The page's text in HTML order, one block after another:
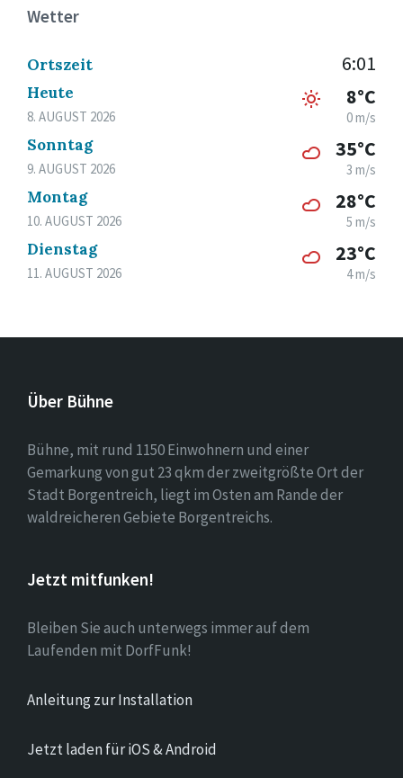
Wetter
Ortszeit 6:01
Heute
8. AUGUST 2026
8°C
0 m/s
Sonntag
9. AUGUST 2026
35°C
3 m/s
Montag
10. AUGUST 2026
28°C
5 m/s
Dienstag
11. AUGUST 2026
23°C
4 m/s
Über Bühne
Bühne, mit rund 1150 Einwohnern und einer
Gemarkung von gut 23 qkm der zweitgrößte Ort der
Stadt Borgentreich, liegt im Osten am Rande der
waldreicheren Gebiete Borgentreichs.
Jetzt mitfunken!
Bleiben Sie auch unterwegs immer auf dem
Laufenden mit DorfFunk!
Anleitung zur Installation
Jetzt laden für iOS & Android